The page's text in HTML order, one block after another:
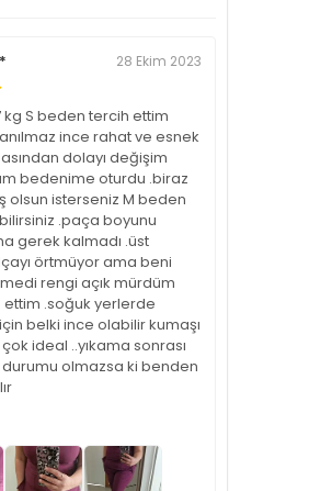
28 Ekim 2023
kg S beden tercih ettim
ince rahat ve esnek
dolayı değişim
bedenime oturdu .biraz
olsun isterseniz M beden
.paça boyunu
gerek kalmadı .üst
örtmüyor ama beni
rengi açık mürdüm
ettim .soğuk yerlerde
belki ince olabilir kumaşı
ideal ..yıkama sonrası
olmazsa ki benden